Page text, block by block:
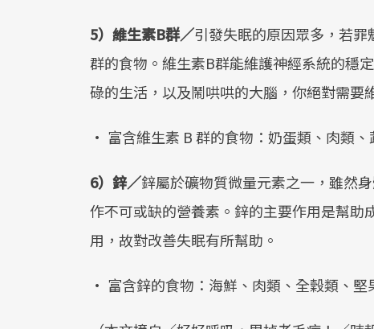
5）維生素B群／引發失眠的原因眾多，若
群的食物。維生素B群能維護神經系統的穩
碌的生活，以及鬧哄哄的大腦，你絕對需要
• 富含維生素 B 群的食物：奶蛋類、肉類、
6）鋅／鋅屬於礦物質微量元素之一，雖然
作不可或缺的營養素。鋅的主要作用是幫
用，故對改善失眠有所幫助。
• 富含鋅的食物：海鮮、肉類、全穀類、堅